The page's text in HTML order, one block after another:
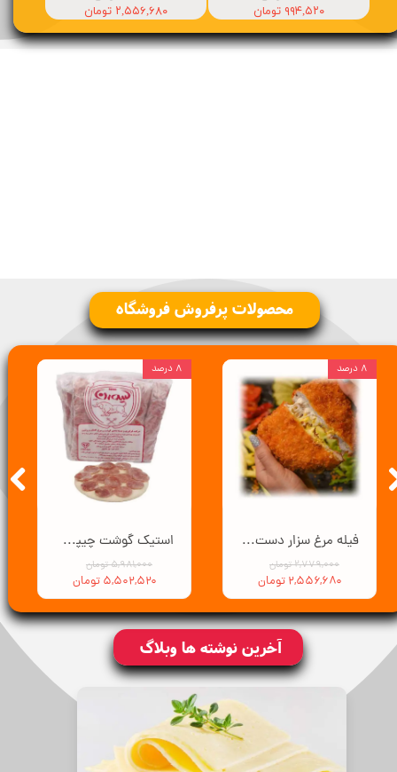
۲,۵۵۶,۶۸۰ تومان ۹۹۴,۵۲۰ تومان
محصولات پرفروش فروشگاه
استیک گوشت چیپسی سورن - 3 کیلوگرم
۵,۹۸۱,۰۰۰ تومان
۵,۵۰۲,۵۲۰ تومان
۸ درصد
فیله مرغ سزار دست ساز - 3 کیلوگرم
۲,۷۷۹,۰۰۰ تومان
۲,۵۵۶,۶۸۰ تومان
۸ درصد
آخرین نوشته ها وبلاگ